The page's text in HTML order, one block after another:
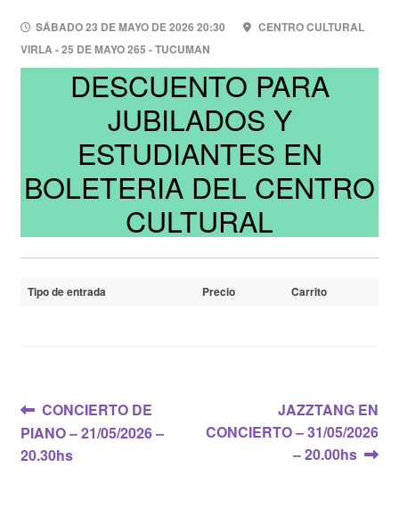
SÁBADO 23 DE MAYO DE 2026 20:30
CENTRO CULTURAL
VIRLA - 25 DE MAYO 265 - TUCUMAN
DESCUENTO PARA
JUBILADOS Y
ESTUDIANTES EN
BOLETERIA DEL CENTRO
CULTURAL
Tipo de entrada Precio Carrito
Navegación
de
Anterior:
CONCIERTO DE
PIANO – 21/05/2026 –
20.30hs
Siguiente:
JAZZTANG EN
CONCIERTO – 31/05/2026
– 20.00hs